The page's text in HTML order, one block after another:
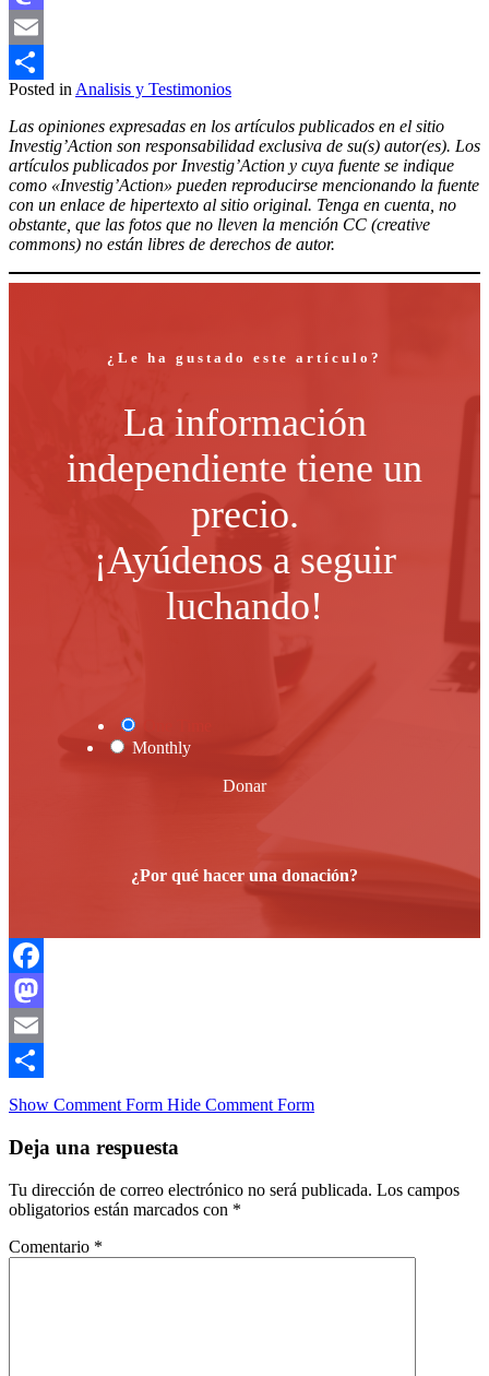
Mastodon
Email
Compartir
Posted in Analisis y Testimonios
Las opiniones expresadas en los artículos publicados en el sitio
Investig’Action son responsabilidad exclusiva de su(s) autor(es). Los
artículos publicados por Investig’Action y cuya fuente se indique
como «Investig’Action» pueden reproducirse mencionando la fuente
con un enlace de hipertexto al sitio original. Tenga en cuenta, no
obstante, que las fotos que no lleven la mención CC (creative
commons) no están libres de derechos de autor.
¿Le ha gustado este artículo?
La información
independiente tiene un
precio.
¡Ayúdenos a seguir
luchando!
Monthly
Donar
¿Por qué hacer una donación?
Facebook
Mastodon
Email
Compartir
Show Comment Form Hide Comment Form
Deja una respuesta
Tu dirección de correo electrónico no será publicada. Los campos
obligatorios están marcados con *
Comentario *